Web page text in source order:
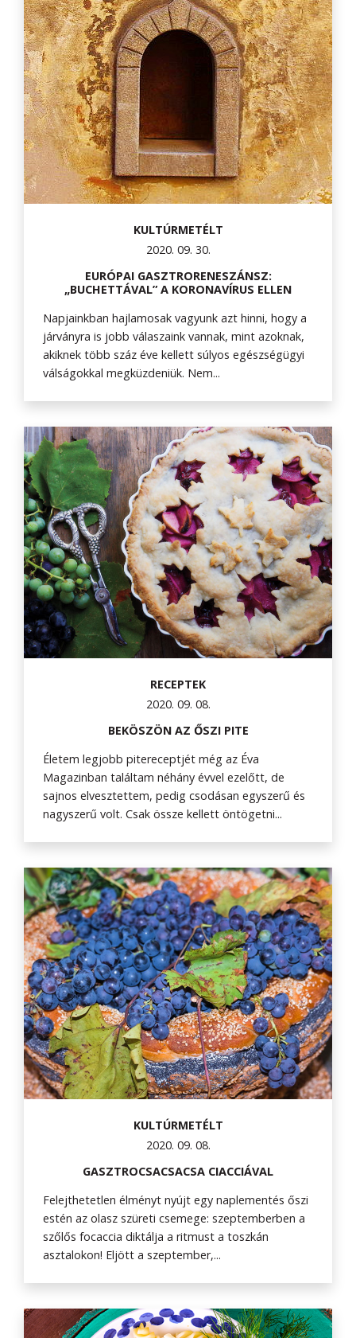
KULTÚRMETÉLT
2020. 09. 30.
EURÓPAI GASZTRORENESZÁNSZ:
„BUCHETTÁVAL” A KORONAVÍRUS ELLEN
Napjainkban hajlamosak vagyunk azt hinni, hogy a
járványra is jobb válaszaink vannak, mint azoknak,
akiknek több száz éve kellett súlyos egészségügyi
válságokkal megküzdeniük. Nem...
RECEPTEK
2020. 09. 08.
BEKÖSZÖN AZ ŐSZI PITE
Életem legjobb pitereceptjét még az Éva
Magazinban találtam néhány évvel ezelőtt, de
sajnos elvesztettem, pedig csodásan egyszerű és
nagyszerű volt. Csak össze kellett öntögetni...
KULTÚRMETÉLT
2020. 09. 08.
GASZTROCSACSACSA CIACCIÁVAL
Felejthetetlen élményt nyújt egy naplementés őszi
estén az olasz szüreti csemege: szeptemberben a
szőlős focaccia diktálja a ritmust a toszkán
asztalokon! Eljött a szeptember,...